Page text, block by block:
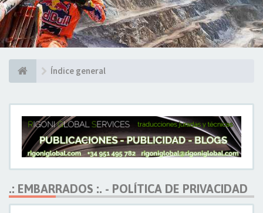
Índice general
.: EMBARRADOS :. - POLÍTICA DE PRIVACIDAD